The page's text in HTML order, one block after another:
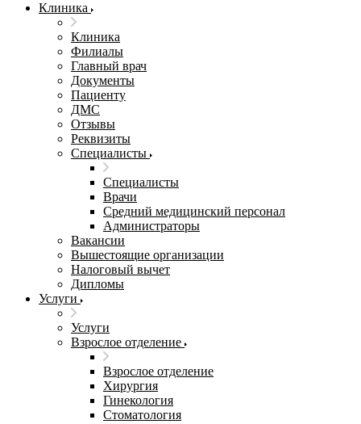
Клиника
Клиника
Филиалы
Главный врач
Документы
Пациенту
ДМС
Отзывы
Реквизиты
Специалисты
Специалисты
Врачи
Средний медицинский персонал
Администраторы
Вакансии
Вышестоящие организации
Налоговый вычет
Дипломы
Услуги
Услуги
Взрослое отделение
Взрослое отделение
Хирургия
Гинекология
Стоматология